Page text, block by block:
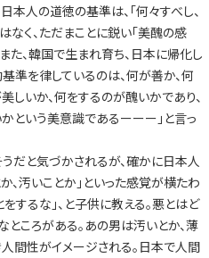
本人の道徳の基準は、「何々すべし、
なく、ただまことに鋭い「美醜の感
た、韓国で生まれ育ち、日本に帰化し
準を律しているのは、何が善か、何
しいか、何をするのが醜いかであり、
という美意識であるーーー」と言っ
だと気づかされるが、確かに日本人
、汚いことか」といった感覚が横たわ
するな」、と子供に教える。悪とはど
ところがある。あの男は汚いとか、薄
間性がイメージされる。日本で人間